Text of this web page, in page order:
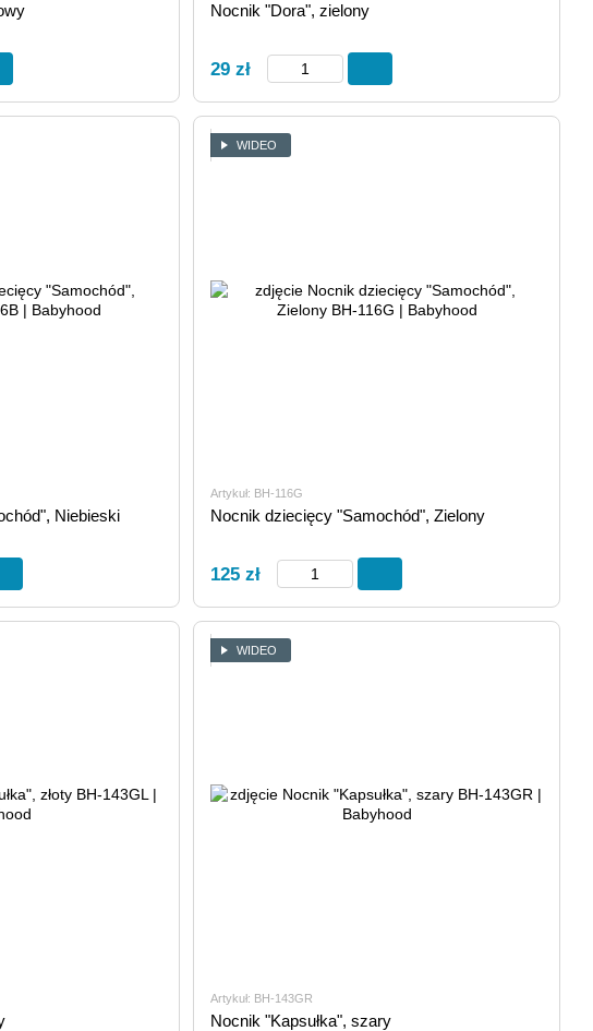
Nocnik "Dora", zielony
29 zł
Niebieski
WIDEO
Artykuł: BH-116G
Nocnik dziecięcy "Samochód", Zielony
125 zł
WIDEO
Artykuł: BH-143GR
Nocnik "Kapsułka", szary